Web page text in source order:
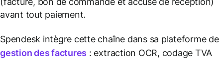
avant tout paiement.
Spendesk intègre cette chaîne dans sa plateforme de
gestion des factures : extraction OCR, codage TVA